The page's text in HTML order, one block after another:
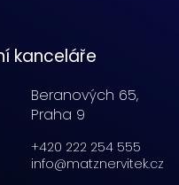
kanceláře
Beranových 65,
Praha 9
+420 222 254 555
info@matznervitek.cz